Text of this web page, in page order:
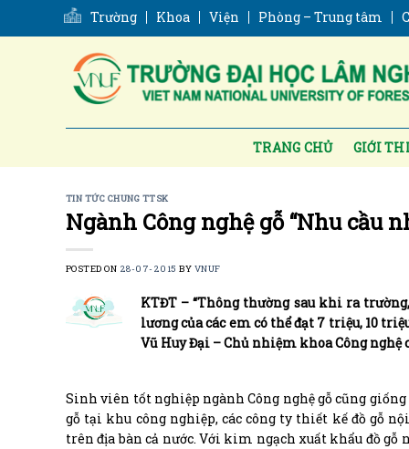
Trường Khoa Viện Phòng – Trung tâm
TRANG CHỦ GIỚI
TIN TỨC CHUNG TTSK
Ngành Công nghệ gỗ “Nhu cầu
POSTED ON 28-07-2015 BY VNUF
KTĐT – “Thông thường sau khi ra
lương của các em có thể đạt 7 triệu, 10
Vũ Huy Đại – Chủ nhiệm khoa Công nghệ
Sinh viên tốt nghiệp ngành Công nghệ gỗ cũng
gỗ tại khu công nghiệp, các công ty thiết kế đồ gỗ
trên địa bàn cả nước. Với kim ngạch xuất khẩu đồ gỗ